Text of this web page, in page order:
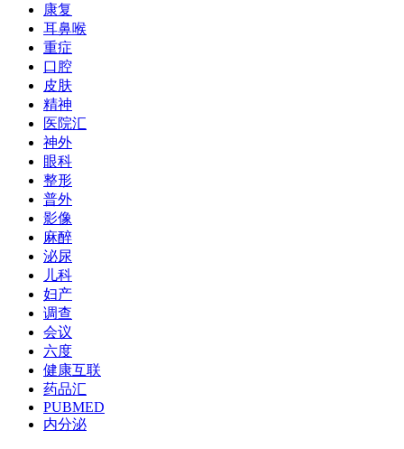
康复
耳鼻喉
重症
口腔
皮肤
精神
医院汇
神外
眼科
整形
普外
影像
麻醉
泌尿
儿科
妇产
调查
会议
六度
健康互联
药品汇
PUBMED
内分泌